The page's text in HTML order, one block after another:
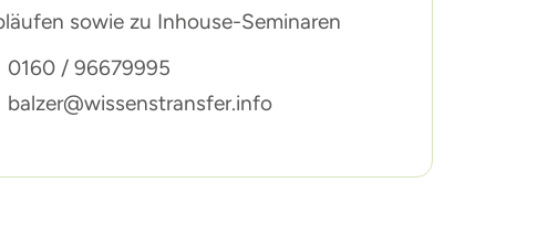
sowie zu Inhouse-Seminaren
0160 / 96679995
balzer@wissenstransfer.info